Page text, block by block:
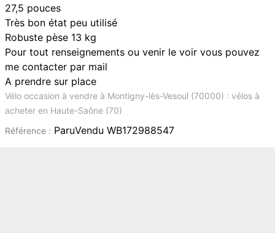
27,5 pouces
Très bon état peu utilisé
Robuste pèse 13 kg
Pour tout renseignements ou venir le voir vous pouvez
me contacter par mail
A prendre sur place
Vélo occasion à vendre à Montigny-lès-Vesoul (70000) : vélos à
acheter en Haute-Saône (70)
Référence : ParuVendu WB172988547